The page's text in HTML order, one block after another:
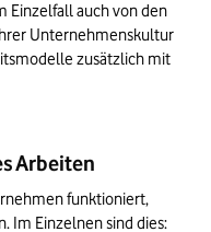
Einzelfall auch von den
Unternehmenskultur
zusätzlich mit
Arbeiten
funktioniert,
Im Einzelnen sind dies: